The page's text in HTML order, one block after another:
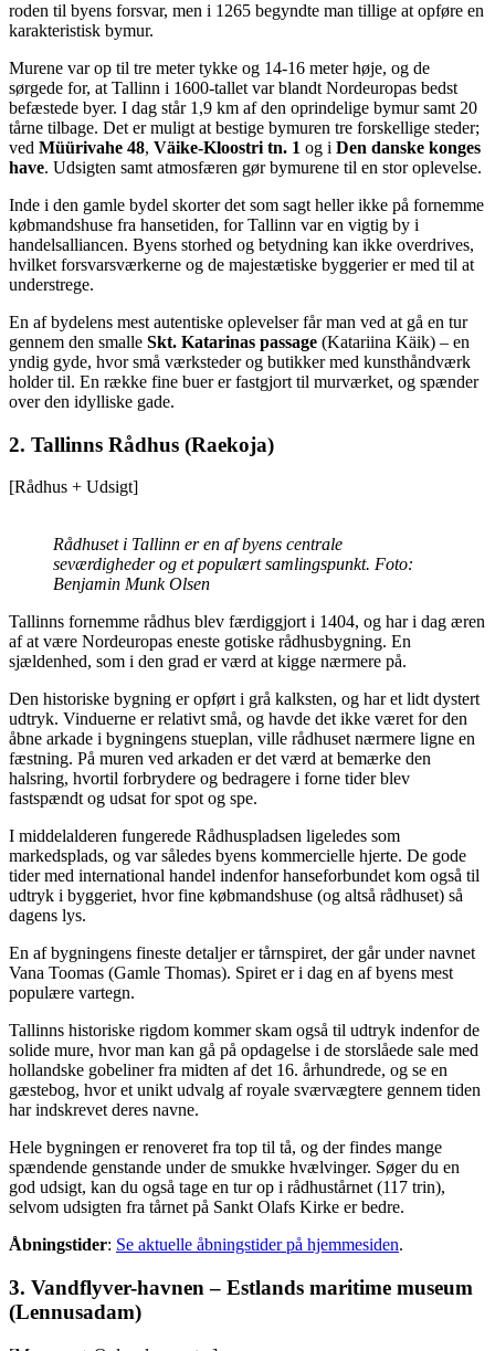
roden til byens forsvar, men i 1265 begyndte man tillige at opføre en
karakteristisk bymur.
Murene var op til tre meter tykke og 14-16 meter høje, og de
sørgede for, at Tallinn i 1600-tallet var blandt Nordeuropas bedst
befæstede byer. I dag står 1,9 km af den oprindelige bymur samt 20
tårne tilbage. Det er muligt at bestige bymuren tre forskellige steder;
ved Müürivahe 48, Väike-Kloostri tn. 1 og i Den danske konges
have. Udsigten samt atmosfæren gør bymurene til en stor oplevelse.
Inde i den gamle bydel skorter det som sagt heller ikke på fornemme
købmandshuse fra hansetiden, for Tallinn var en vigtig by i
handelsalliancen. Byens storhed og betydning kan ikke overdrives,
hvilket forsvarsværkerne og de majestætiske byggerier er med til at
understrege.
En af bydelens mest autentiske oplevelser får man ved at gå en tur
gennem den smalle Skt. Katarinas passage (Katariina Käik) – en
yndig gyde, hvor små værksteder og butikker med kunsthåndværk
holder til. En række fine buer er fastgjort til murværket, og spænder
over den idylliske gade.
2. Tallinns Rådhus (Raekoja)
[Rådhus + Udsigt]
Rådhuset i Tallinn er en af byens centrale
seværdigheder og et populært samlingspunkt. Foto:
Benjamin Munk Olsen
Tallinns fornemme rådhus blev færdiggjort i 1404, og har i dag æren
af at være Nordeuropas eneste gotiske rådhusbygning. En
sjældenhed, som i den grad er værd at kigge nærmere på.
Den historiske bygning er opført i grå kalksten, og har et lidt dystert
udtryk. Vinduerne er relativt små, og havde det ikke været for den
åbne arkade i bygningens stueplan, ville rådhuset nærmere ligne en
fæstning. På muren ved arkaden er det værd at bemærke den
halsring, hvortil forbrydere og bedragere i forne tider blev
fastspændt og udsat for spot og spe.
I middelalderen fungerede Rådhuspladsen ligeledes som
markedsplads, og var således byens kommercielle hjerte. De gode
tider med international handel indenfor hanseforbundet kom også til
udtryk i byggeriet, hvor fine købmandshuse (og altså rådhuset) så
dagens lys.
En af bygningens fineste detaljer er tårnspiret, der går under navnet
Vana Toomas (Gamle Thomas). Spiret er i dag en af byens mest
populære vartegn.
Tallinns historiske rigdom kommer skam også til udtryk indenfor de
solide mure, hvor man kan gå på opdagelse i de storslåede sale med
hollandske gobeliner fra midten af det 16. århundrede, og se en
gæstebog, hvor et unikt udvalg af royale sværvægtere gennem tiden
har indskrevet deres navne.
Hele bygningen er renoveret fra top til tå, og der findes mange
spændende genstande under de smukke hvælvinger. Søger du en
god udsigt, kan du også tage en tur op i rådhustårnet (117 trin),
selvom udsigten fra tårnet på Sankt Olafs Kirke er bedre.
Åbningstider: Se aktuelle åbningstider på hjemmesiden.
3. Vandflyver-havnen – Estlands maritime museum
(Lennusadam)